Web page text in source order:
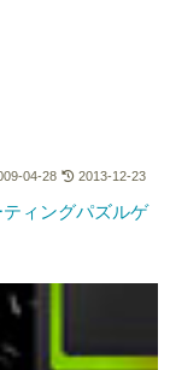
04-28 2013-12-23
ィングパズルゲ